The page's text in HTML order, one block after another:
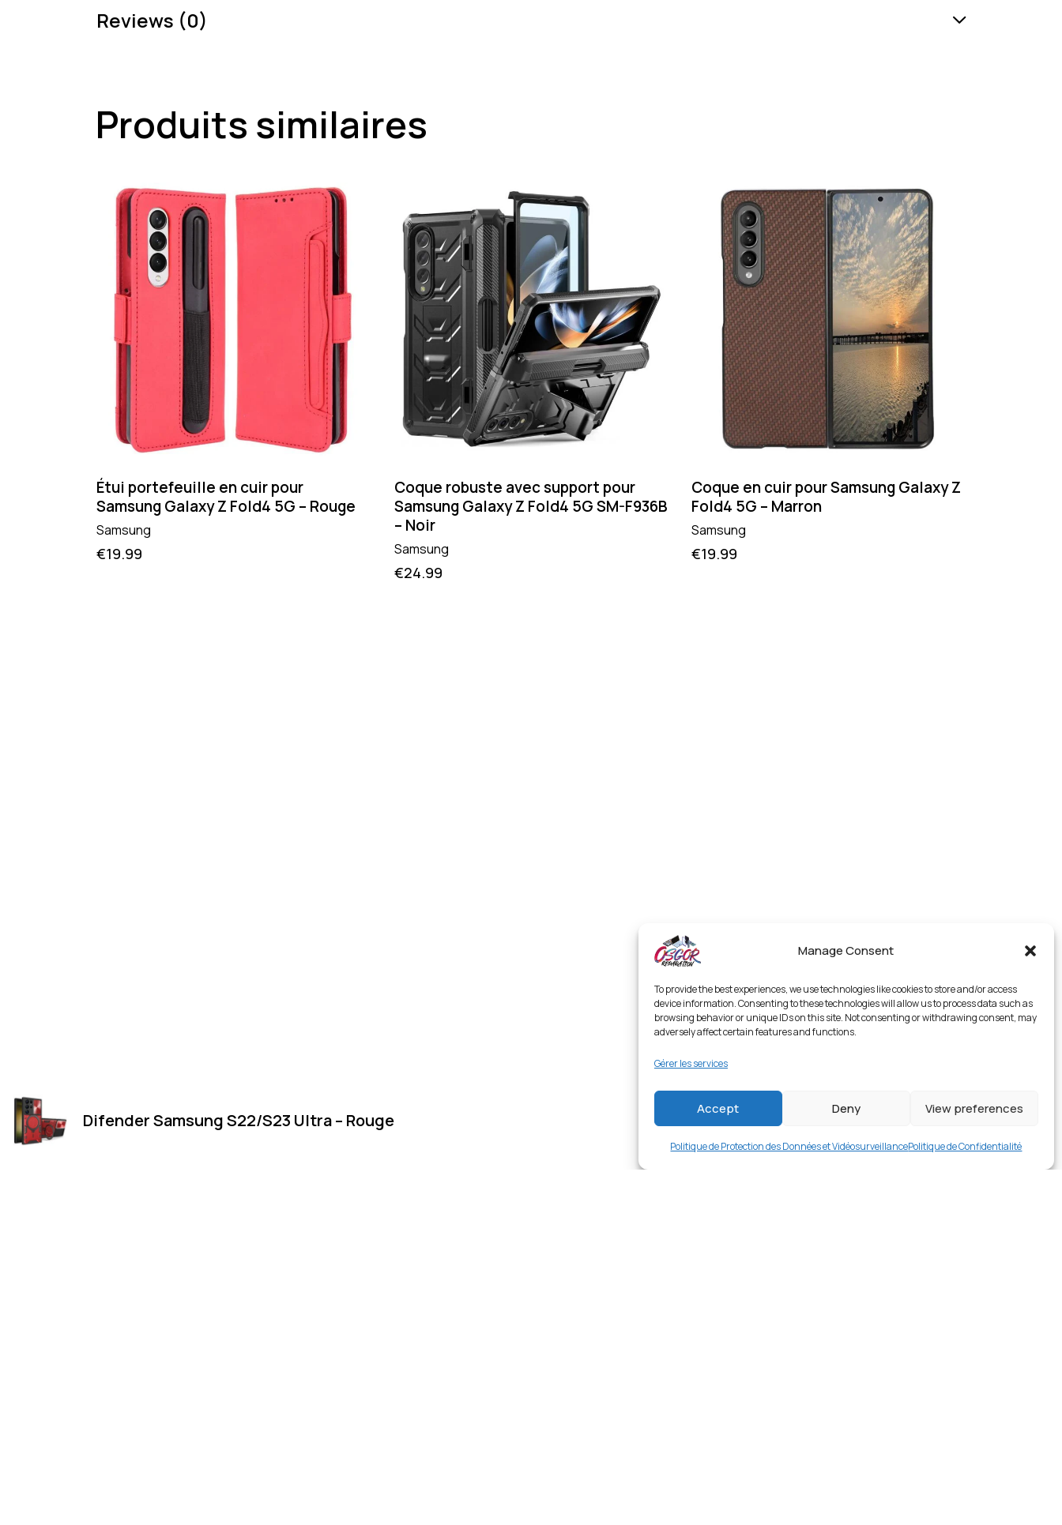
Manage Consent
To provide the best experiences, we use technologies like cookies to store and/or access
device information. Consenting to these technologies will allow us to process data such as
browsing behavior or unique IDs on this site. Not consenting or withdrawing consent, may
adversely affect certain features and functions.
Gérer les services
Accept Deny View preferences
Politique de Protection des Données et VidéosurveillancePolitique de Confidentialité
Reviews (0)
Produits similaires
Étui portefeuille en cuir pour
Samsung Galaxy Z Fold4 5G – Rouge
Samsung
€19.99
Coque robuste avec support pour
Samsung Galaxy Z Fold4 5G SM-F936B
– Noir
Samsung
€24.99
Coque en cuir pour Samsung Galaxy Z
Fold4 5G – Marron
Samsung
€19.99
Difender Samsung S22/S23 Ultra – Rouge 16.99
Buy now